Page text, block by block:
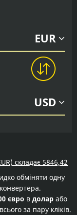
EUR
USD
складає 5846,42
обміняти одну
євро в долар або
за пару кліків.